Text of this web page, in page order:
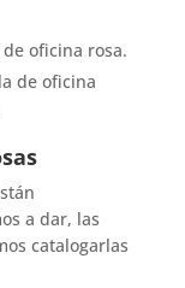
oficina rosa.
de oficina
a dar, las
catalogarlas